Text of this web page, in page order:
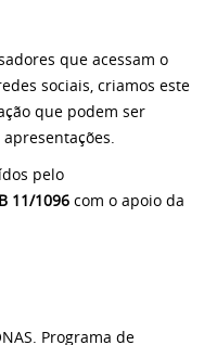
que acessam o
sociais, criamos este
que podem ser
pelo
11/1096 com o apoio da
Programa de